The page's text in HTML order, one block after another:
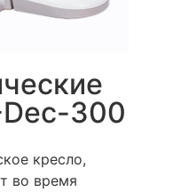
Dec-300
кресло,
во время